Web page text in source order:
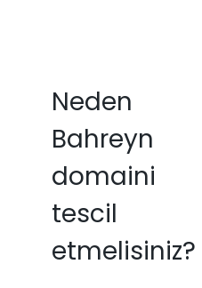
Neden
Bahreyn
domaini
tescil
etmelisiniz?